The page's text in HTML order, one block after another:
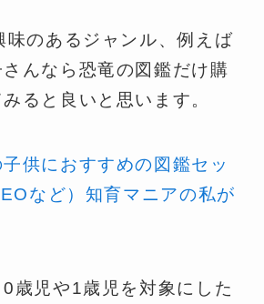
味のあるジャンル、例えば
んなら恐竜の図鑑だけ購
ると良いと思います。
供におすすめの図鑑セッ
など）知育マニアの私が
歳児や1歳児を対象にした